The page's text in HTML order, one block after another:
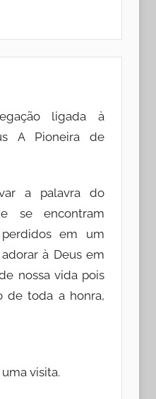
ligada à
A Pioneira de
a palavra do
se encontram
em um
à Deus em
nossa vida pois
de toda a honra,
visita.